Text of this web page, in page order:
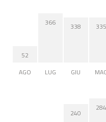
52
AGO
366
LUG
338
GIU
335
240
284